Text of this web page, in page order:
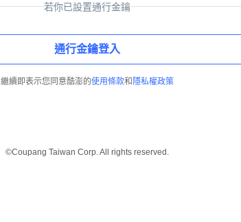
若你已設置通行金鑰
通行金鑰登入
繼續即表示您同意酷澎的使用條款和 隱私權政策
©Coupang Taiwan Corp. All rights reserved.